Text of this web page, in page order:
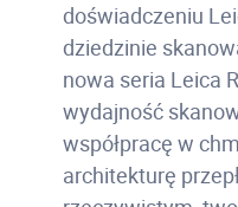
doświadczeniu
dziedzinie
nowa seria Leica
wydajność
współpracę w
architekturę